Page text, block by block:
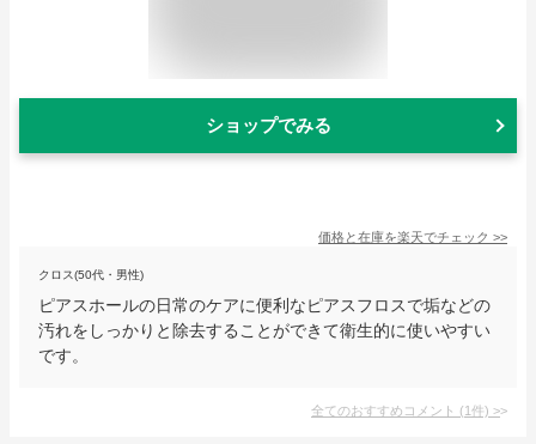
ショップでみる
価格と在庫を楽天でチェック >>
クロス(50代・男性)
ピアスホールの日常のケアに便利なピアスフロスで垢などの
汚れをしっかりと除去することができて衛生的に使いやすい
です。
全てのおすすめコメント (1件) >